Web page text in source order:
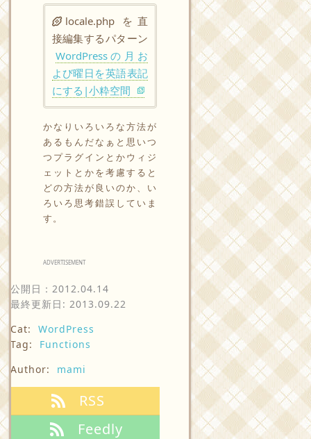
locale.php を直
接編集するパターン
WordPressの月お
よび曜日を英語表記
にする|小粋空間
かなりいろいろな方法が
あるもんだなぁと思いつ
つプラグインとかウィジ
ェットとかを考慮すると
どの方法が良いのか、い
ろいろ思考錯誤していま
す。
ADVERTISEMENT
公開日： 2012.04.14
最終更新日: 2013.09.22
Cat:
WordPress
Tag:
Functions
Author:
mami
RSS
Feedly